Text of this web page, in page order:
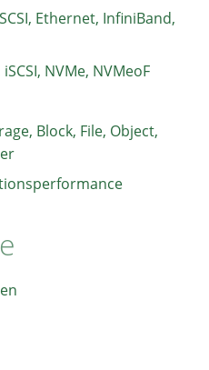
Ethernet, InfiniBand,
NVMe, NVMeoF
Block, File, Object,